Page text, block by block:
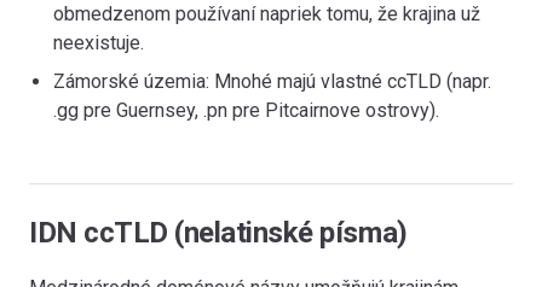
obmedzenom používaní napriek tomu, že krajina už
neexistuje.
Zámorské územia: Mnohé majú vlastné ccTLD (napr.
.gg pre Guernsey, .pn pre Pitcairnove ostrovy).
IDN ccTLD (nelatinské písma)